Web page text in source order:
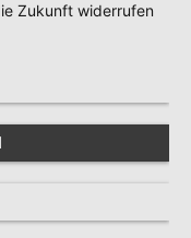
Zukunft widerrufen